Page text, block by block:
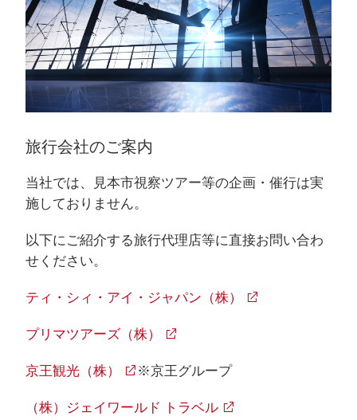
旅行会社のご案内
当社では、見本市視察ツアー等の企画・催行は実
施しておりません。
以下にご紹介する旅行代理店等に直接お問い合わ
せください。
ティ・シィ・アイ・ジャパン（株）
プリマツアーズ（株）
京王観光（株） ※京王グループ
（株）ジェイワールド トラベル